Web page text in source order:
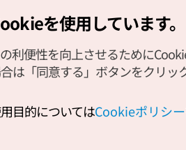
All Rights Reserved.
を使用しています。
利便性を向上させるために
は「同意する」ボタンをクリッ
目的についてはCookieポリシー